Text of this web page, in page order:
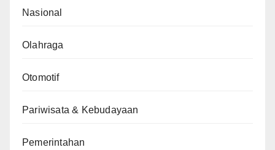
Nasional
Olahraga
Otomotif
Pariwisata & Kebudayaan
Pemerintahan